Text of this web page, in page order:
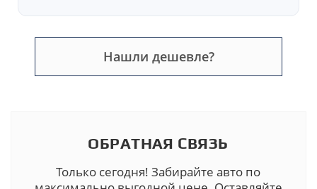
Нашли дешевле?
ОБРАТНАЯ СВЯЗЬ
Только сегодня! Забирайте авто по